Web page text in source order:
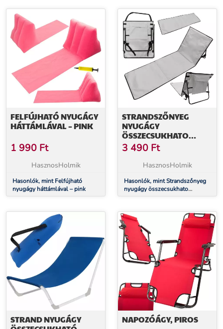
FELFÚJHATÓ NYUGÁGY
HÁTTÁMLÁVAL – PINK
1 990 Ft
HasznosHolmik
Hasonlók, mint Felfújható
nyugágy háttámlával – pink
STRANDSZŐNYEG
NYUGÁGY
ÖSSZECSUKHATO
HÁTTÁMLÁVAL
150X47X48CM - SZÜRKE
3 490 Ft
HasznosHolmik
Hasonlók, mint Strandszőnyeg
nyugágy összecsukhato
háttámlával 150x47x48cm -
STRAND NYUGÁGY
NAPOZÓÁGY, PIROS